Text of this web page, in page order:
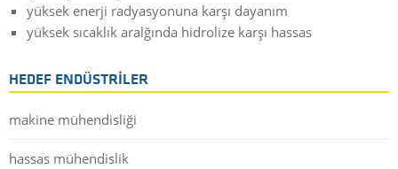
yüksek enerji radyasyonuna karşı dayanım
yüksek sıcaklık aralğında hidrolize karşı hassas
HEDEF ENDÜSTRILER
makine mühendisliği
hassas mühendislik